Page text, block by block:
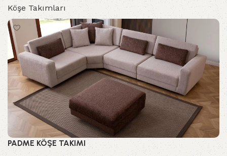
Köşe Takımları
PADME KÖŞE TAKIMI